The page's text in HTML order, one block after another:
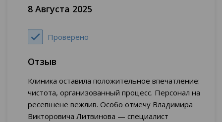
8 Августа 2025
Проверено
Отзыв
Клиника оставила положительное впечатление:
чистота, организованный процесс. Персонал на
ресепшене вежлив. Особо отмечу Владимира
Викторовича Литвинова — специалист